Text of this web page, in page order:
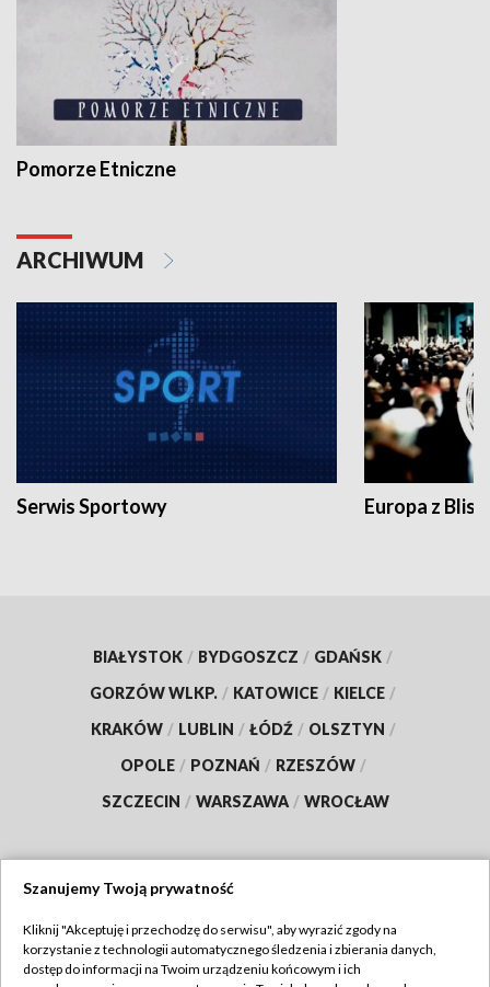
Pomorze Etniczne
ARCHIWUM
Serwis Sportowy Europa z
BIAŁYSTOK / BYDGOSZCZ / GDAŃSK /
GORZÓW WLKP. / KATOWICE / KIELCE /
KRAKÓW / LUBLIN / ŁÓDŹ / OLSZTYN /
OPOLE / POZNAŃ / RZESZÓW /
SZCZECIN / WARSZAWA / WROCŁAW
TVP
Szanujemy Twoją prywatność
Kliknij "Akceptuję i przechodzę do serwisu", aby wyrazić zgody na
korzystanie z technologii automatycznego śledzenia i zbierania danych,
dostęp do informacji na Twoim urządzeniu końcowym i ich